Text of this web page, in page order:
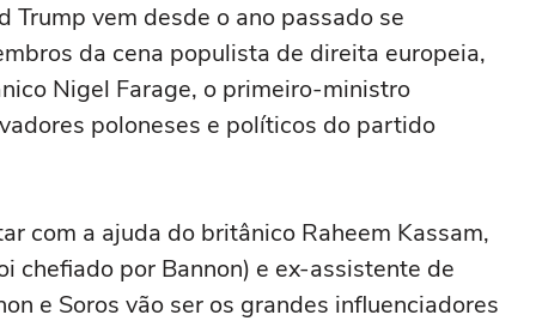
vem desde o ano passado se
da cena populista de direita europeia,
Nigel Farage, o primeiro-ministro
poloneses e políticos do partido
com a ajuda do britânico Raheem Kassam,
chefiado por Bannon) e ex-assistente de
e Soros vão ser os grandes influenciadores